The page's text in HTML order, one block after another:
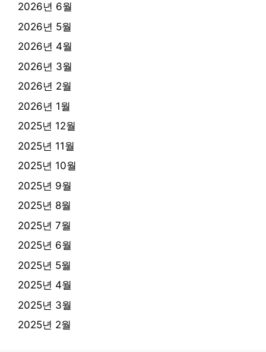
2026년 6월
2026년 5월
2026년 4월
2026년 3월
2026년 2월
2026년 1월
2025년 12월
2025년 11월
2025년 10월
2025년 9월
2025년 8월
2025년 7월
2025년 6월
2025년 5월
2025년 4월
2025년 3월
2025년 2월